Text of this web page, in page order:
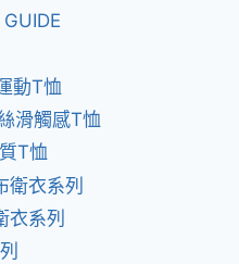
動T恤
滑觸感T恤
T恤
衣系列
系列